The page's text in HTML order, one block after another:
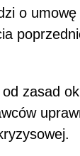
o
zasad